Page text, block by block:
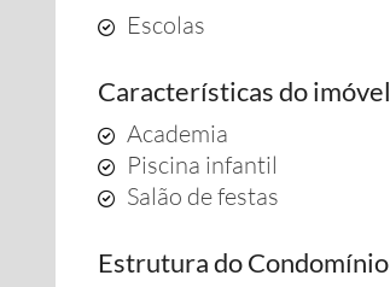
Escolas
Características do imóvel
Academia
Piscina infantil
Salão de festas
Estrutura do Condomínio